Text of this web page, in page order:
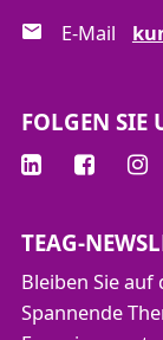
E-Mail
FOLGEN SIE
TEAG-
Bleiben Sie
Spannende